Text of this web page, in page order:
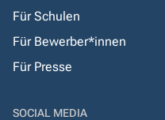
Für Schulen
Für Bewerber*innen
Für Presse
SOCIAL MEDIA